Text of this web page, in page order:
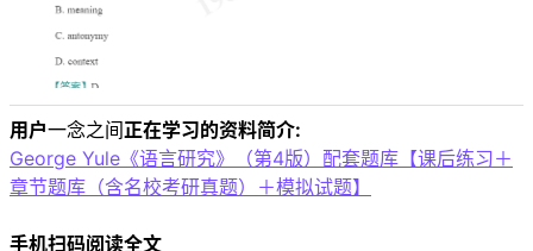
用户一念之间正在学习的资料简介:
George Yule《语言研究》（第4版）配套题库【课后练习＋
章节题库（含名校考研真题）＋模拟试题】
手机扫码阅读全文